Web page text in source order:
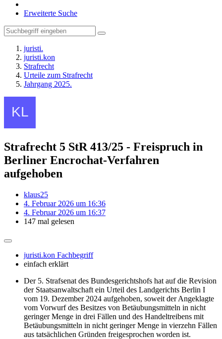
Erweiterte Suche
juristi.
juristi.kon
Strafrecht
Urteile zum Strafrecht
Jahrgang 2025.
Strafrecht 5 StR 413/25 - Freispruch in
Berliner Encrochat-Verfahren
aufgehoben
klaus25
4. Februar 2026 um 16:36
4. Februar 2026 um 16:37
147 mal gelesen
juristi.kon Fachbegriff
einfach erklärt
Der 5. Strafsenat des Bundesgerichtshofs hat auf die Revision
der Staatsanwaltschaft ein Urteil des Landgerichts Berlin I
vom 19. Dezember 2024 aufgehoben, soweit der Angeklagte
vom Vorwurf des Besitzes von Betäubungsmitteln in nicht
geringer Menge in drei Fällen und des Handeltreibens mit
Betäubungsmitteln in nicht geringer Menge in vierzehn Fällen
aus tatsächlichen Gründen freigesprochen worden ist.